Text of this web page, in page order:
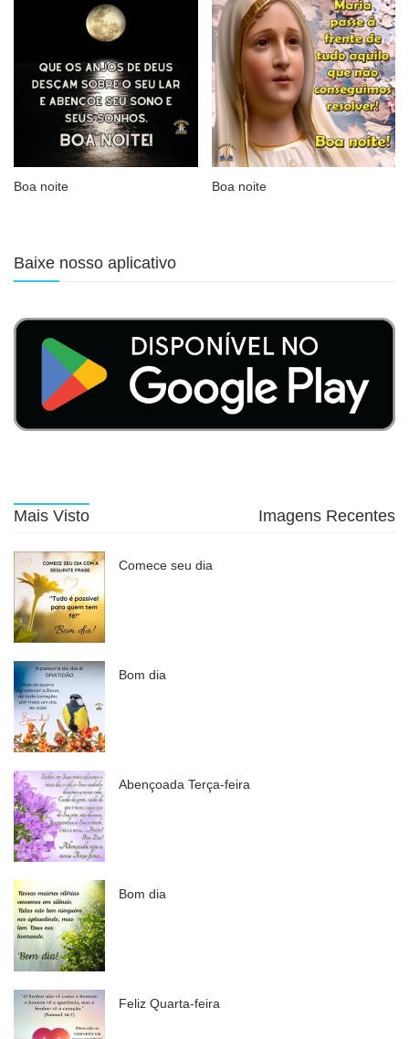
Boa noite Boa noite
Baixe nosso aplicativo
Mais Visto Imagens Recentes
Comece seu dia
Bom dia
Abençoada Terça-feira
Bom dia
Feliz Quarta-feira